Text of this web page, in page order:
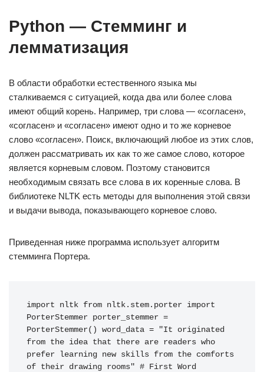
Python — Стемминг и
лемматизация
В области обработки естественного языка мы
сталкиваемся с ситуацией, когда два или более слова
имеют общий корень. Например, три слова — «согласен»,
«согласен» и «согласен» имеют одно и то же корневое
слово «согласен». Поиск, включающий любое из этих слов,
должен рассматривать их как то же самое слово, которое
является корневым словом. Поэтому становится
необходимым связать все слова в их коренные слова. В
библиотеке NLTK есть методы для выполнения этой связи
и выдачи вывода, показывающего корневое слово.
Приведенная ниже программа использует алгоритм
стемминга Портера.
import nltk from nltk . stem . porter import
PorterStemmer porter_stemmer =
PorterStemmer() word_data =
"It originated
from the idea that there are readers who
prefer learning new skills from the comforts
of their drawing rooms" # First Word